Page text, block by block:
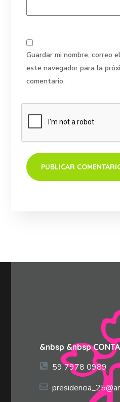
Guardar mi nombre, correo
este navegador para la
comentario.
&nbsp &nbsp
59 7978 0989